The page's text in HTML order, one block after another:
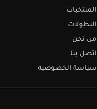
المنتخبات
البطولات
من نحن
اتصل بنا
سياسة الخصوصية